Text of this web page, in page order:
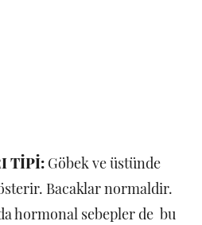
TİPİ: Göbek ve üstünde
Bacaklar normaldir.
hormonal sebepler de bu